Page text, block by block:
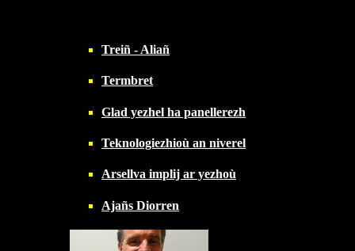
Treiñ - Aliañ
Termbret
Glad yezhel ha panellerezh
Teknologiezhioù an niverel
Arsellva implij ar yezhoù
Ajañs Diorren